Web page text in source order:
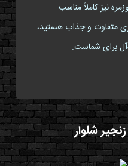
نیز کاملاً مناسب
متفاوت و جذاب هستید،
برای شماست.
شلوار